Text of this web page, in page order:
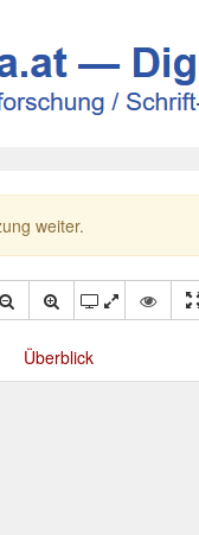
weiter.
Überblick